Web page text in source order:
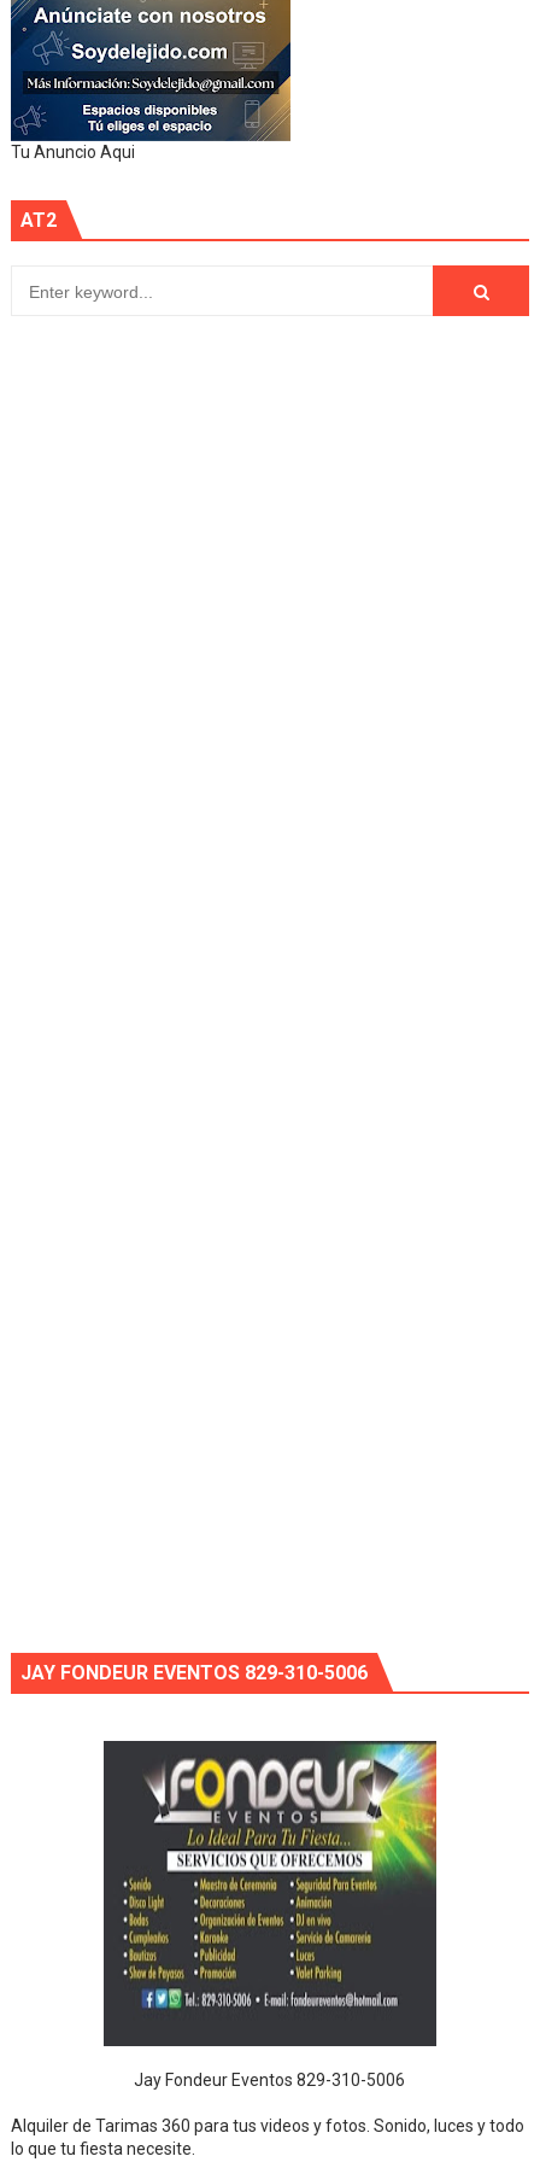
Tu Anuncio Aqui
AT2
JAY FONDEUR EVENTOS 829-310-5006
Jay Fondeur Eventos 829-310-5006
Alquiler de Tarimas 360 para tus videos y fotos. Sonido, luces y todo
lo que tu fiesta necesite.